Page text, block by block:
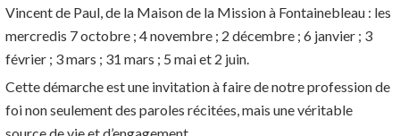
Vincent de Paul, de la Maison de la Mission à Fontainebleau : les
mercredis 7 octobre ; 4 novembre ; 2 décembre ; 6 janvier ; 3
février ; 3 mars ; 31 mars ; 5 mai et 2 juin.
Cette démarche est une invitation à faire de notre profession de
foi non seulement des paroles récitées, mais une véritable